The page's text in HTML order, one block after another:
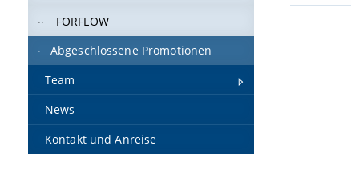
FORFLOW
Abgeschlossene Promotionen
Team
News
Kontakt und Anreise